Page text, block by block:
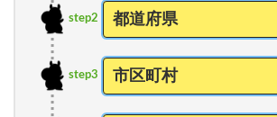
step2
step3